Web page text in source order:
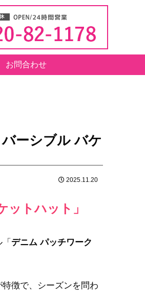
お問合わせ
ーシブル バケ
2025.11.20
トハット」
デニム パッチワーク
徴で、シーズンを問わ